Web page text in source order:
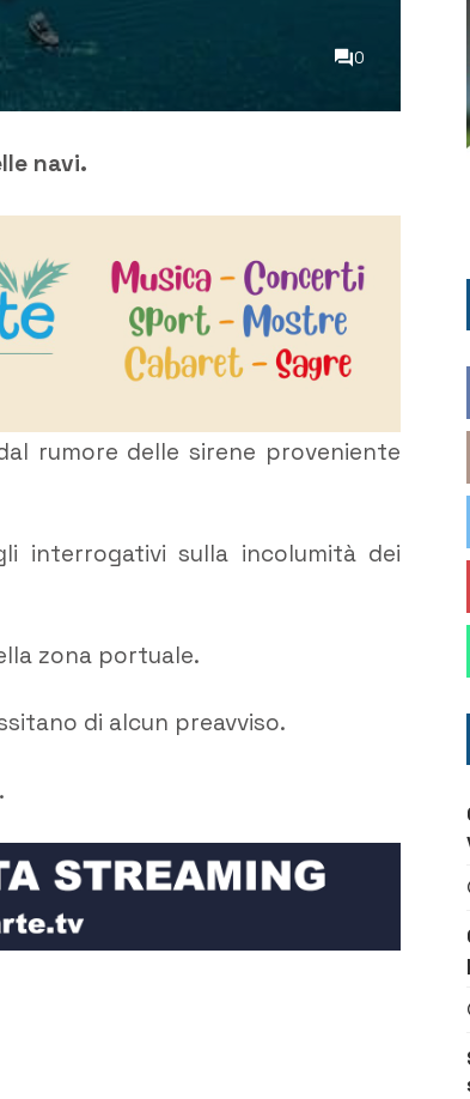
0
navi.
rumore delle sirene proveniente
interrogativi sulla incolumità dei
zona portuale.
di alcun preavviso.